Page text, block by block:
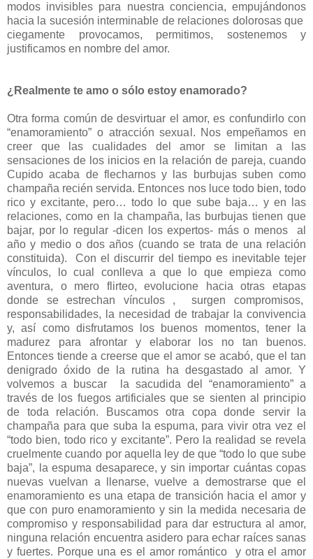
modos invisibles para nuestra conciencia, empujándonos
hacia la sucesión interminable de relaciones dolorosas que
ciegamente provocamos, permitimos, sostenemos y
justificamos en nombre del amor.
¿Realmente te amo o sólo estoy enamorado?
Otra forma común de desvirtuar el amor, es confundirlo con
“enamoramiento” o atracción sexual. Nos empeñamos en
creer que las cualidades del amor se limitan a las
sensaciones de los inicios en la relación de pareja, cuando
Cupido acaba de flecharnos y las burbujas suben como
champaña recién servida. Entonces nos luce todo bien, todo
rico y excitante, pero… todo lo que sube baja… y en las
relaciones, como en la champaña, las burbujas tienen que
bajar, por lo regular -dicen los expertos- más o menos al
año y medio o dos años (cuando se trata de una relación
constituida). Con el discurrir del tiempo es inevitable tejer
vínculos, lo cual conlleva a que lo que empieza como
aventura, o mero flirteo, evolucione hacia otras etapas
donde se estrechan vínculos , surgen compromisos,
responsabilidades, la necesidad de trabajar la convivencia
y, así como disfrutamos los buenos momentos, tener la
madurez para afrontar y elaborar los no tan buenos.
Entonces tiende a creerse que el amor se acabó, que el tan
denigrado óxido de la rutina ha desgastado al amor. Y
volvemos a buscar la sacudida del “enamoramiento” a
través de los fuegos artificiales que se sienten al principio
de toda relación. Buscamos otra copa donde servir la
champaña para que suba la espuma, para vivir otra vez el
“todo bien, todo rico y excitante”. Pero la realidad se revela
cruelmente cuando por aquella ley de que “todo lo que sube
baja”, la espuma desaparece, y sin importar cuántas copas
nuevas vuelvan a llenarse, vuelve a demostrarse que el
enamoramiento es una etapa de transición hacia el amor y
que con puro enamoramiento y sin la medida necesaria de
compromiso y responsabilidad para dar estructura al amor,
ninguna relación encuentra asidero para echar raíces sanas
y fuertes. Porque una es el amor romántico y otra el amor